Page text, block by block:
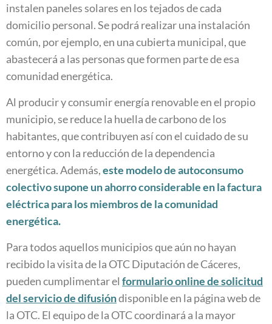
instalen paneles solares en los tejados de cada
domicilio personal. Se podrá realizar una instalación
común, por ejemplo, en una cubierta municipal, que
abastecerá a las personas que formen parte de esa
comunidad energética.
Al producir y consumir energía renovable en el propio
municipio, se reduce la huella de carbono de los
habitantes, que contribuyen así con el cuidado de su
entorno y con la reducción de la dependencia
energética. Además,este modelo de autoconsumo
colectivo supone un ahorro considerable en la factura
eléctrica para los miembros de la comunidad
energética.
Para todos aquellos municipios que aún no hayan
recibido la visita de la OTC Diputación de Cáceres,
pueden cumplimentar el formulario online de solicitud
del servicio de difusióndisponible en la página web de
la OTC. El equipo de la OTC coordinará a la mayor